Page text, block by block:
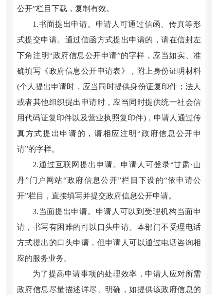
公开”栏目下载，复制有效。
1.书面提出申请。申请人可通过信函、传真等形
式提交申请。通过信函方式提出申请的，请在信封左
下角注明“政府信息公开申请”的字样，应当如实、准
确填写《政府信息公开申请表》，附上身份证明材料
(个人提出申请时，应当同时提供身份证复印件；法人
或者其他组织提出申请时，应当同时提供统一社会信
用代码证复印件以及营业执照复印件)，申请人通过传
真方式提出申请的，请相应注明“政府信息公开申
请”的字样。
2.通过互联网提出申请。申请人可登录“甘肃·山
丹”门户网站“政府信息公开”栏目下设的“依申请公
开”栏目，直接填写并提交政府信息公开申请。
3.当面提出申请。申请人可以到受理机构当面申
请，书写有困难的可以口头申请。本部门不受理电话
方式提出的口头申请，但申请人可以通过电话咨询相
应的服务业务。
为了提高申请事项的处理效率，申请人应对所需
政府信息尽量描述详尽、明确，如提供该政府信息的